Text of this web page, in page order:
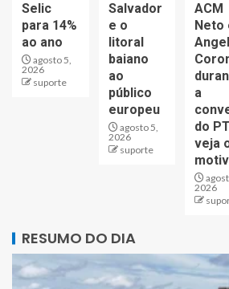
Selic
para 14%
ao ano
agosto 5,
2026
suporte
Salvador
e o
litoral
baiano
ao
público
europeu
agosto 5,
2026
suporte
ACM
Neto
a
do
veja
2026
RESUMO DO DIA